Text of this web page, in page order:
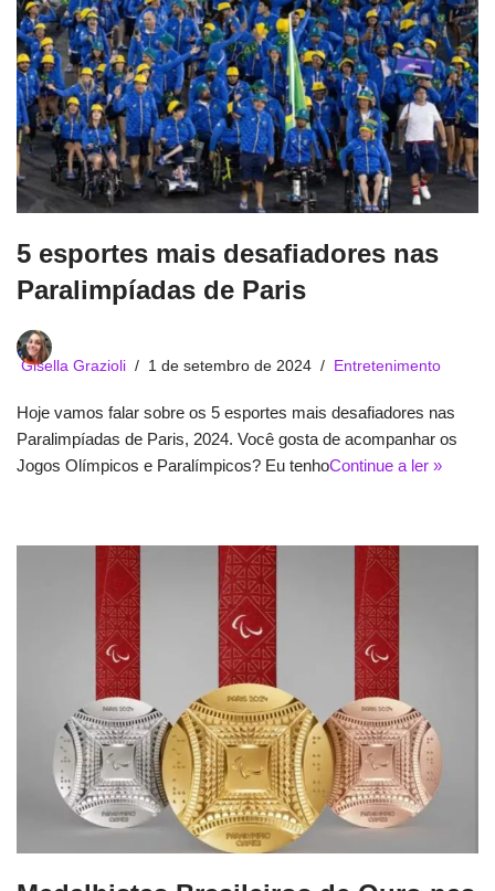
5 esportes mais desafiadores nas
Paralimpíadas de Paris
Gisella Grazioli 1 de setembro de 2024 Entretenimento
Hoje vamos falar sobre os 5 esportes mais desafiadores nas
Paralimpíadas de Paris, 2024. Você gosta de acompanhar os
Jogos Olímpicos e Paralímpicos? Eu tenhoContinue a ler »